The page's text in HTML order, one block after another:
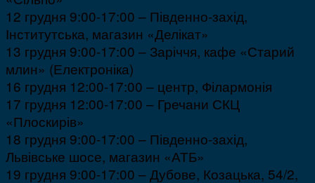
12 грудня 9:00-17:00 – Південно-захід,
Інститутська, магазин «Делікат»
13 грудня 9:00-17:00 – Заріччя, кафе «Старий
млин» (Електроніка)
16 грудня 12:00-17:00 – центр, Філармонія
17 грудня 12:00-17:00 – Гречани СКЦ
«Плоскирів»
18 грудня 9:00-17:00 – Південно-захід,
Львівське шосе, магазин «АТБ»
19 грудня 9:00-17:00 – Дубове, Козацька, 54/2,